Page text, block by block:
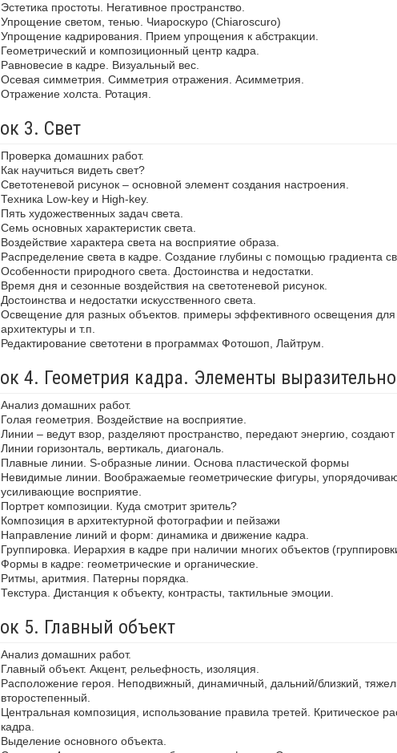
Эстетика простоты. Негативное пространство.
Упрощение светом, тенью. Чиароскуро (Chiaroscuro)
Упрощение кадрирования. Прием упрощения к абстракции.
Геометрический и композиционный центр кадра.
Равновесие в кадре. Визуальный вес.
Осевая симметрия. Симметрия отражения. Асимметрия.
Отражение холста. Ротация.
3. Свет
Проверка домашних работ.
Как научиться видеть свет?
Светотеневой рисунок – основной элемент создания настроения.
Техника Low-key и High-key.
Пять художественных задач света.
Семь основных характеристик света.
Воздействие характера света на восприятие образа.
Распределение света в кадре. Создание глубины с помощью градиента
Особенности природного света. Достоинства и недостатки.
Время дня и сезонные воздействия на светотеневой рисунок.
Достоинства и недостатки искусственного света.
Освещение для разных объектов. примеры эффективного освещения для
архитектуры и т.п.
Редактирование светотени в программах Фотошоп, Лайтрум.
4. Геометрия кадра. Элементы
Анализ домашних работ.
Голая геометрия. Воздействие на восприятие.
Линии – ведут взор, разделяют пространство, передают энергию,
Линии горизонталь, вертикаль, диагональ.
Плавные линии. S-образные линии. Основа пластической формы
Невидимые линии. Воображаемые геометрические фигуры,
усиливающие восприятие.
Портрет композиции. Куда смотрит зритель?
Композиция в архитектурной фотографии и пейзажи
Направление линий и форм: динамика и движение кадра.
Группировка. Иерархия в кадре при наличии многих объектов
Формы в кадре: геометрические и органические.
Ритмы, аритмия. Патерны порядка.
Текстура. Дистанция к объекту, контрасты, тактильные эмоции.
5. Главный объект
Анализ домашних работ.
Главный объект. Акцент, рельефность, изоляция.
Расположение героя. Неподвижный, динамичный, дальний/близкий,
второстепенный.
Центральная композиция, использование правила третей. Критическое
кадра.
Выделение основного объекта.